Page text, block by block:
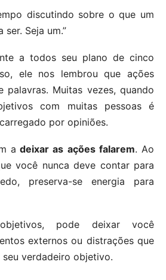
discutindo sobre o que um
Seja um.”
a todos seu plano de cinco
ele nos lembrou que ações
palavras. Muitas vezes, quando
com muitas pessoas é
por opiniões.
a deixar as ações falarem. Ao
você nunca deve contar para
preserva-se energia para
pode deixar você
externos ou distrações que
verdadeiro objetivo.